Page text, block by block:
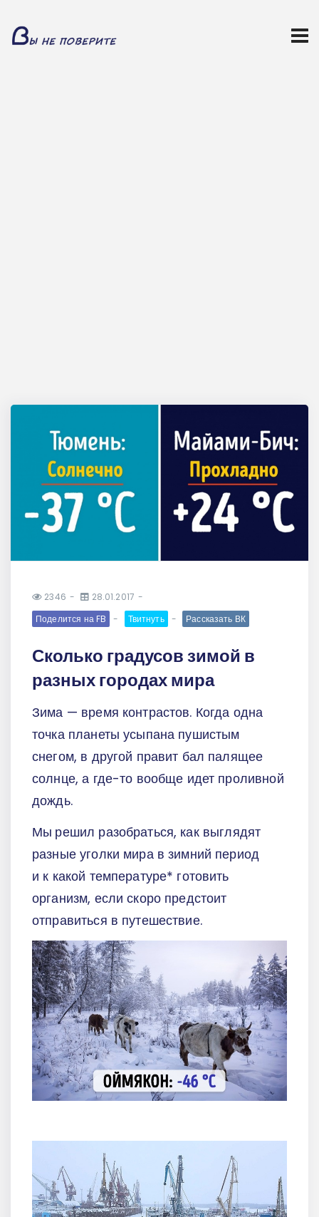
2346
28.01.2017
Поделится на FB
Твитнуть Рассказать ВК
Сколько градусов зимой в
разных городах мира
Зима — время контрастов. Когда одна
точка планеты усыпана пушистым
снегом, в другой правит бал палящее
солнце, а где-то вообще идет проливной
дождь.
Мы решил разобраться, как выглядят
разные уголки мира в зимний период
и к какой температуре* готовить
организм, если скоро предстоит
отправиться в путешествие.